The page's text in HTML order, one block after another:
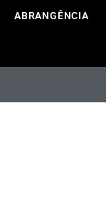
ABRANGÊNCIA